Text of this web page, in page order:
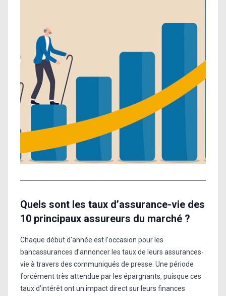
Quels sont les taux d’assurance-vie des
10 principaux assureurs du marché ?
Chaque début d'année est l'occasion pour les
bancassurances d'annoncer les taux de leurs assurances-
vie à travers des communiqués de presse. Une période
forcément très attendue par les épargnants, puisque ces
taux d'intérêt ont un impact direct sur leurs finances